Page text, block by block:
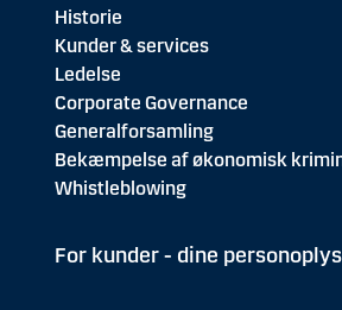
Historie
Kunder & services
Ledelse
Corporate Governance
Generalforsamling
Bekæmpelse af økonomisk
Whistleblowing
For kunder - dine